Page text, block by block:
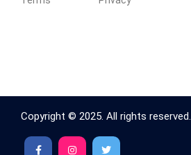
Copyright © 2025. All rights reserved.